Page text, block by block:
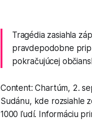
Tragédia zasiahla
pravdepodobne
pokračujúcej
Content: Chartúm, 2.
Sudánu, kde rozsiahle
1000 ľudí. Informáciu